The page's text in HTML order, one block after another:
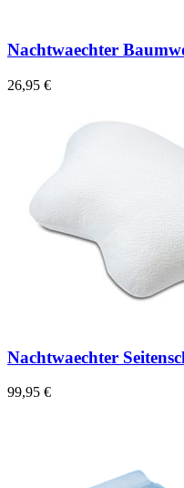
Nachtwaechter
26,95 €
Nachtwaechter
99,95 €